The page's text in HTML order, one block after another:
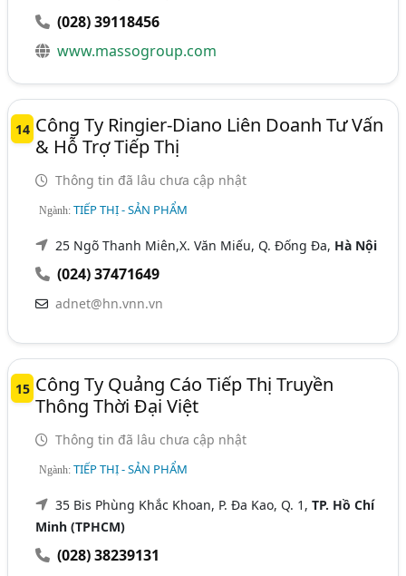
(028) 39118456
www.massogroup.com
14 Công Ty Ringier-Diano Liên Doanh Tư Vấn
& Hỗ Trợ Tiếp Thị
Thông tin đã lâu chưa cập nhật
Ngành:TIẾP THỊ - SẢN PHẨM
25 Ngõ Thanh Miên,X. Văn Miếu, Q. Đống Đa, Hà Nội
(024) 37471649
adnet@hn.vnn.vn
15 Công Ty Quảng Cáo Tiếp Thị Truyền
Thông Thời Đại Việt
Thông tin đã lâu chưa cập nhật
Ngành:TIẾP THỊ - SẢN PHẨM
35 Bis Phùng Khắc Khoan, P. Đa Kao, Q. 1,TP. Hồ Chí
Minh (TPHCM)
(028) 38239131